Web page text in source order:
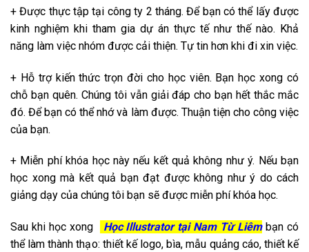
+ Được thực tập tại công ty 2 tháng. Để bạn có thể lấy được
kinh nghiệm khi tham gia dự án thực tế như thế nào. Khả
năng làm việc nhóm được cải thiện. Tự tin hơn khi đi xin việc.
+ Hỗ trợ kiến thức trọn đời cho học viên. Bạn học xong có
chỗ bạn quên. Chúng tôi vẫn giải đáp cho bạn hết thắc mắc
đó. Để bạn có thể nhớ và làm được. Thuận tiện cho công việc
của bạn.
+ Miễn phí khóa học này nếu kết quả không như ý. Nếu bạn
học xong mà kết quả bạn đạt được không như ý do cách
giảng dạy của chúng tôi bạn sẽ được miễn phí khóa học.
Sau khi học xong Học Illustrator tại Nam Từ Liêmbạn có
thể làm thành thạo: thiết kế logo, bìa, mẫu quảng cáo, thiết kế